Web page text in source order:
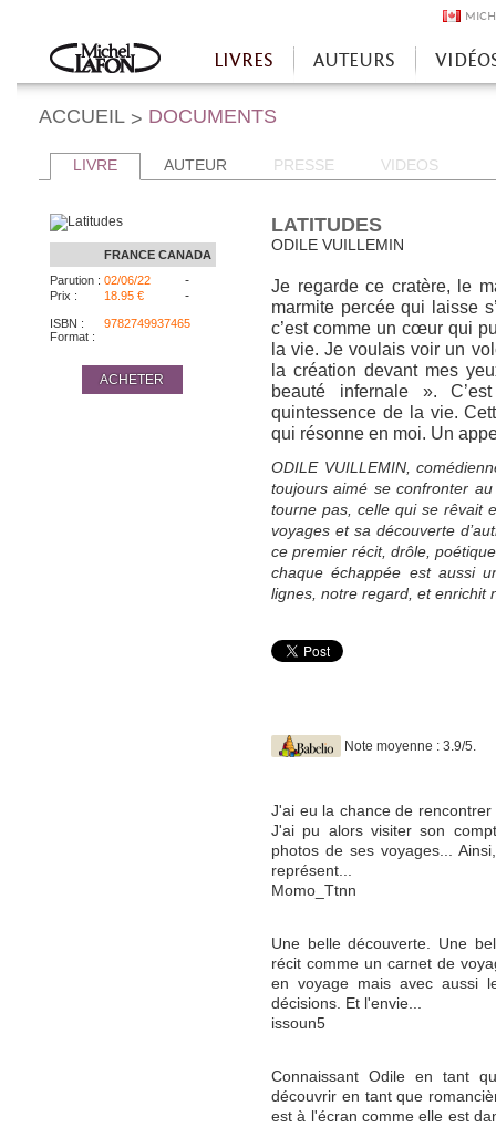
Accueil
LIVRES AUTEURS
ACCUEIL > DOCUMENTS
LIVRE AUTEUR PRESSE VIDEOS
FRANCE CANADA
Parution : 02/06/22 -
Prix : 18.95 € -
ISBN :
9782749937465
Format :
ACHETER
LATITUDES
ODILE VUILLEMIN
Je regarde ce cratère, le
marmite percée qui laisse
c’est comme un cœur qui
la vie. Je voulais voir un
la création devant mes
beauté infernale ».
quintessence de la vie.
qui résonne en moi. Un
ODILE VUILLEMIN,
toujours aimé se confronter
tourne pas, celle qui se rêvait
voyages et sa découverte
ce premier récit, drôle,
chaque échappée est aussi
lignes, notre regard, et enrichit
Note moyenne : 3.9/5.
J'ai eu la chance de
J'ai pu alors visiter son
photos de ses voyages...
représent...
Momo_Ttnn
Une belle découverte. Une
récit comme un carnet de
en voyage mais avec aussi
décisions. Et l'envie...
issoun5
Connaissant Odile en tant
découvrir en tant que
est à l'écran comme elle est